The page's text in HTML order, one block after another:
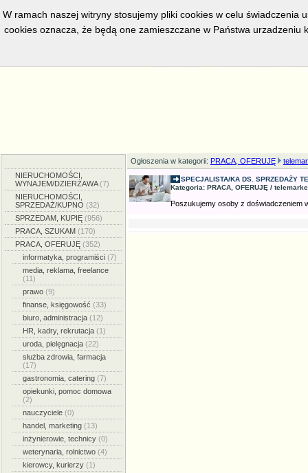
w bieżacej chwili posiadamy 5555aktywnych ogłoszeń, serwis
Strona główna Dodaj ogłoszenie
NIERUCHOMOŚCI,
WYNAJEM/DZIERŻAWA(7)
NIERUCHOMOŚCI,
SPRZEDAŻ/KUPNO (32)
SPRZEDAM, KUPIĘ (956)
PRACA, SZUKAM (170)
PRACA, OFERUJĘ (352)
informatyka, programiści (7)
media, reklama, freelance
(11)
prawo (9)
finanse, księgowość (33)
biuro, administracja (12)
HR, kadry, rekrutacja (1)
uroda, pielęgnacja (22)
służba zdrowia, farmacja
(17)
gastronomia, catering (7)
opiekunki, pomoc domowa
(2)
nauczyciele (0)
handel, marketing (13)
inżynierowie, technicy (0)
weterynaria, rolnictwo (4)
kierowcy, kurierzy (1)
Ogłoszenia w kategorii: PRACA, OFERUJĘ
SPECJALISTA/KA DS. SPRZEDAŻY
Kategoria: PRACA, OFERUJĘ /
Poszukujemy osoby z doświadczeniem
W ramach naszej witryny stosujemy pliki cookies w celu świadczenia
cookies oznacza, że będą one zamieszczane w Państwa